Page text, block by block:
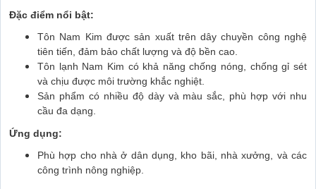
Đặc điểm nổi bật:
Tôn Nam Kim được sản xuất trên dây chuyền công nghệ
tiên tiến, đảm bảo chất lượng và độ bền cao.
Tôn lạnh Nam Kim có khả năng chống nóng, chống gỉ sét
và chịu được môi trường khắc nghiệt.
Sản phẩm có nhiều độ dày và màu sắc, phù hợp với nhu
cầu đa dạng.
Ứng dụng:
Phù hợp cho nhà ở dân dụng, kho bãi, nhà xưởng, và các
công trình nông nghiệp.